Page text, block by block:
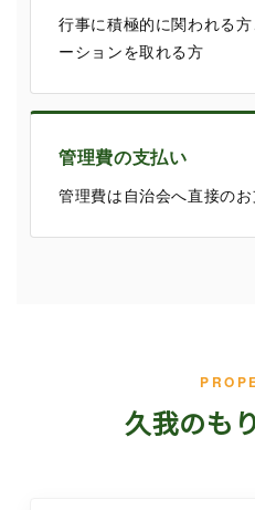
行事に積極的に関われる
ーションを取れる方
管理費の支払い
管理費は自治会へ直接のお
久我のも